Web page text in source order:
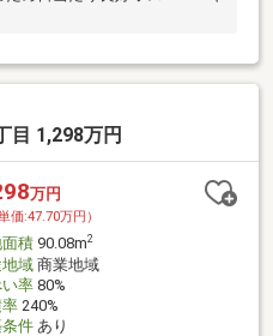
目 1,298万円
万円
価:47.70万円）
積90.08m2
域商業地域
率80%
240%
件あり